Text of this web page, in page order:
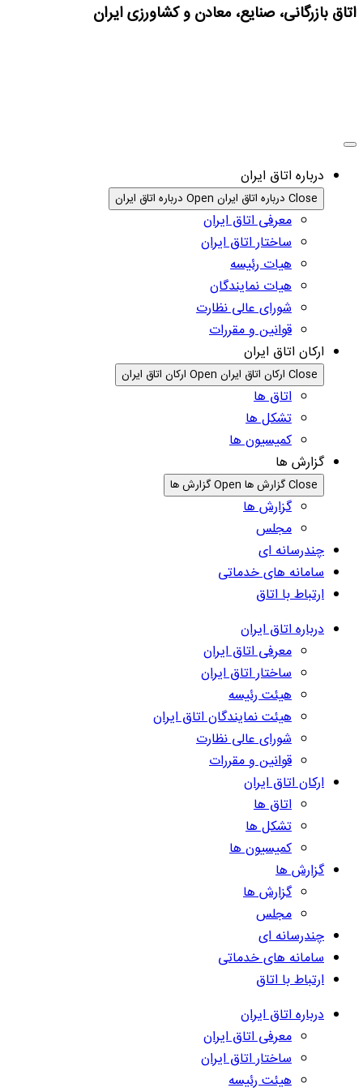
اتاق بازرگانی، صنایع، معادن و کشاورزی ایران
درباره اتاق ایران
Close درباره اتاق ایران Open درباره اتاق ایران
معرفی اتاق ایران
ساختار اتاق ایران
هیات رئیسه
هیات نمایندگان
شورای عالی نظارت
قوانین و مقررات
ارکان اتاق ایران
Close ارکان اتاق ایران Open ارکان اتاق ایران
اتاق ها
تشکل ها
کمیسیون ها
گزارش ها
Close گزارش ها Open گزارش ها
گزارش ها
مجلس
چندرسانه ای
سامانه های خدماتی
ارتباط با اتاق
درباره اتاق ایران
معرفی اتاق ایران
ساختار اتاق ایران
هیئت رئیسه
هیئت نمایندگان اتاق ایران
شورای عالی نظارت
قوانین و مقررات
ارکان اتاق ایران
اتاق ها
تشکل ها
کمیسیون ها
گزارش ها
گزارش ها
مجلس
چندرسانه ای
سامانه های خدماتی
ارتباط با اتاق
درباره اتاق ایران
معرفی اتاق ایران
ساختار اتاق ایران
هیئت رئیسه